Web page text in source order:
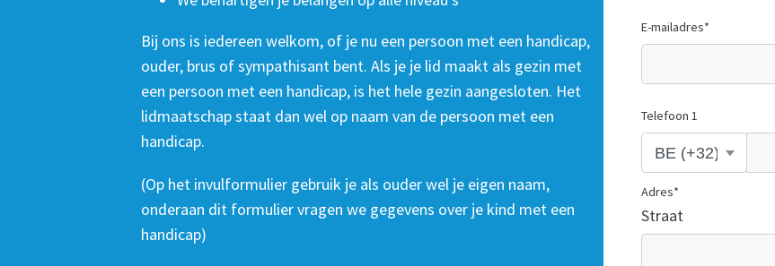
Bij ons is iedereen welkom, of je nu een persoon met een handicap,
ouder, brus of sympathisant bent. Als je je lid maakt als gezin met
een persoon met een handicap, is het hele gezin aangesloten. Het
lidmaatschap staat dan wel op naam van de persoon met een
handicap.
(Op het invulformulier gebruik je als ouder wel je eigen naam,
onderaan dit formulier vragen we gegevens over je kind met een
handicap)
E-mailadres*
Telefoon 1
Adres*
Straat